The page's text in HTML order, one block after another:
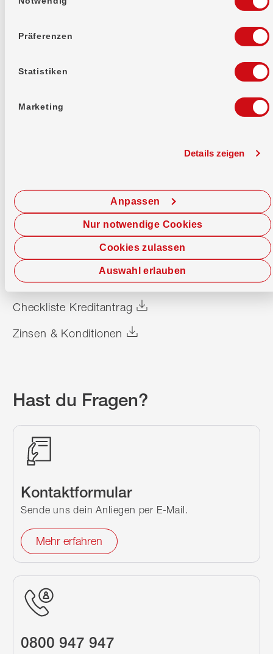
Präferenzen
Statistiken
Marketing
Details zeigen
Cookies zulassen
Anpassen
Auswahl erlauben
Nur notwendige Cookies
Das musst du wissen
Bereitstellungskommission
Zinssatz
Downloads
Checkliste Kreditantrag
Zinsen & Konditionen
Hast du Fragen?
Kontaktformular
Sende uns dein Anliegen per E-Mail.
Mehr erfahren
0800 947 947